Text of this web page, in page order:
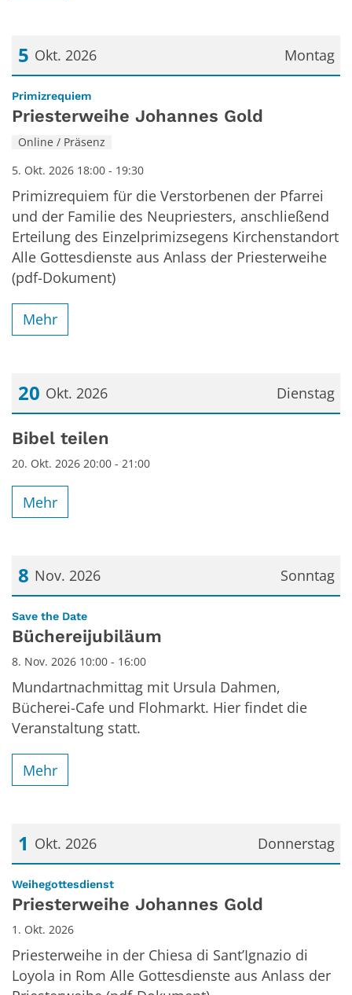
Montag
5 Okt. 2026
Datum: 5. Oktober 2026
Primizrequiem
Priesterweihe Johannes Gold
Online / Präsenz
5. Okt. 2026 18:00 - 19:30
Primizrequiem für die Verstorbenen der Pfarrei
und der Familie des Neupriesters, anschließend
Erteilung des Einzelprimizsegens Kirchenstandort
Alle Gottesdienste aus Anlass der Priesterweihe
(pdf-Dokument)
Mehr
Dienstag
20 Okt. 2026
Datum: 20. Oktober 2026
Bibel teilen
20. Okt. 2026 20:00 - 21:00
Mehr
Sonntag
8 Nov. 2026
Datum: 8. November 2026
Save the Date:
Büchereijubiläum
8. Nov. 2026 10:00 - 16:00
Mundartnachmittag mit Ursula Dahmen,
Bücherei-Cafe und Flohmarkt. Hier findet die
Veranstaltung statt.
Mehr
Donnerstag
1 Okt. 2026
Datum: 1. Oktober 2026
Weihegottesdienst:
Priesterweihe Johannes Gold
1. Okt. 2026
Priesterweihe in der Chiesa di Sant’Ignazio di
Loyola in Rom Alle Gottesdienste aus Anlass der